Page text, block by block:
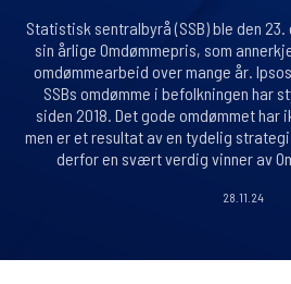
Statistisk sentralbyrå (SSB) ble den
sin årlige Omdømmepris, som
omdømmearbeid over mange år.
SSBs omdømme i befolkningen har
siden 2018. Det gode omdømmet har
men er et resultat av en tydelig
derfor en svært verdig vinner av
28.11.24